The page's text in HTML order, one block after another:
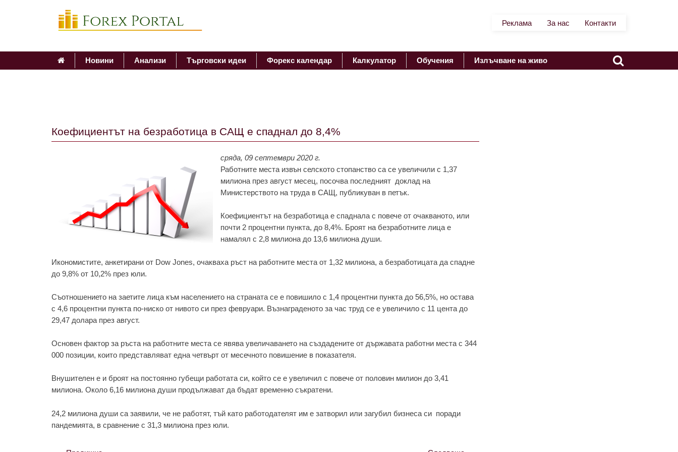
Реклама За нас Контакти
Новини Анализи Търговски идеи Форекс календар Калкулатор Обучения Излъчване на живо
Коефициентът на безработица в САЩ е спаднал до 8,4%
сряда, 09 септември 2020 г.
Работните места извън селското стопанство са се увеличили с 1,37
милиона през август месец, посочва последният доклад на
Министерството на труда в САЩ, публикуван в петък.
Коефициентът на безработица е спаднала с повече от очакваното, или
почти 2 процентни пункта, до 8,4%. Броят на безработните лица е
намалял с 2,8 милиона до 13,6 милиона души.
Икономистите, анкетирани от Dow Jones, очакваха ръст на работните места от 1,32 милиона, а безработицата да спадне
до 9,8% от 10,2% през юли.
Съотношението на заетите лица към населението на страната се е повишило с 1,4 процентни пункта до 56,5%, но остава
с 4,6 процентни пункта по-ниско от нивото си през февруари. Възнаграденото за час труд се е увеличило с 11 цента до
29,47 долара през август.
Основен фактор за ръста на работните места се явява увеличаването на създадените от държавата работни места с 344
000 позиции, които представляват една четвърт от месечното повишение в показателя.
Внушителен е и броят на постоянно губещи работата си, който се е увеличил с повече от половин милион до 3,41
милиона. Около 6,16 милиона души продължават да бъдат временно съкратени.
24,2 милиона души са заявили, че не работят, тъй като работодателят им е затворил или загубил бизнеса си поради
пандемията, в сравнение с 31,3 милиона през юли.